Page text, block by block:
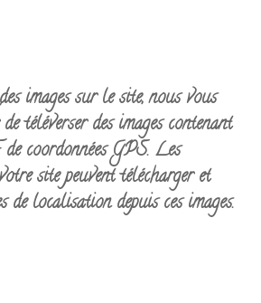
images sur le site, nous vous
téléverser des images contenant
coordonnées GPS. Les
site peuvent télécharger et
de localisation depuis ces images.